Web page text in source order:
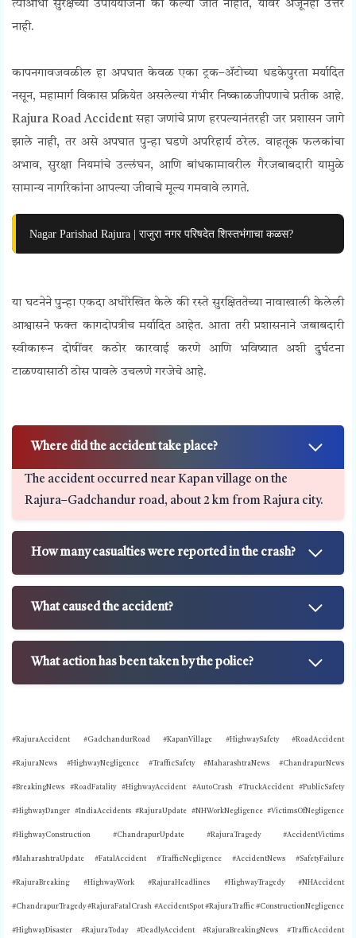
त्याआधी सुरक्षेच्या उपाययोजना का केल्या जात नाहीत, यावर अजूनही उत्तर
नाही.
कापनगावजवळील हा अपघात केवळ एका ट्रक–ॲटोच्या धडकेपुरता मर्यादित
नसून, महामार्ग विकास प्रक्रियेत असलेल्या गंभीर निष्काळजीपणाचे प्रतीक आहे.
Rajura Road Accident सहा जणांचे प्राण हरपल्यानंतरही जर प्रशासन जागे
झाले नाही, तर असे अपघात पुन्हा घडणे अपरिहार्य ठरेल. वाहतूक फलकांचा
अभाव, सुरक्षा नियमांचे उल्लंघन, आणि बांधकामावरील गैरजबाबदारी यामुळे
सामान्य नागरिकांना आपल्या जीवाचे मूल्य गमवावे लागते.
Nagar Parishad Rajura | राजुरा नगर परिषदेत शिस्तभंगाचा कळस?
या घटनेने पुन्हा एकदा अधोरेखित केले की रस्ते सुरक्षिततेच्या नावाखाली केलेली
आश्वासने फक्त कागदोपत्रीच मर्यादित आहेत. आता तरी प्रशासनाने जबाबदारी
स्वीकारून दोषींवर कठोर कारवाई करणे आणि भविष्यात अशी दुर्घटना
टाळण्यासाठी ठोस पावले उचलणे गरजेचे आहे.
Where did the accident take place?
The accident occurred near Kapan village on the
Rajura–Gadchandur road, about 2 km from Rajura city.
How many casualties were reported in the crash?
What caused the accident?
What action has been taken by the police?
#RajuraAccident #GadchandurRoad #KapanVillage #HighwaySafety #RoadAccident
#RajuraNews #HighwayNegligence #TrafficSafety #MaharashtraNews #ChandrapurNews
#BreakingNews #RoadFatality #HighwayAccident #AutoCrash #TruckAccident #PublicSafety
#HighwayDanger #IndiaAccidents #RajuraUpdate #NHWorkNegligence #VictimsOfNegligence
#HighwayConstruction #ChandrapurUpdate #RajuraTragedy #AccidentVictims
#MaharashtraUpdate #FatalAccident #TrafficNegligence #AccidentNews #SafetyFailure
#RajuraBreaking #HighwayWork #RajuraHeadlines #HighwayTragedy #NHAccident
#ChandrapurTragedy #RajuraFatalCrash #AccidentSpot #RajuraTraffic #ConstructionNegligence
#HighwayDisaster #RajuraToday #DeadlyAccident #RajuraBreakingNews #TrafficAccident